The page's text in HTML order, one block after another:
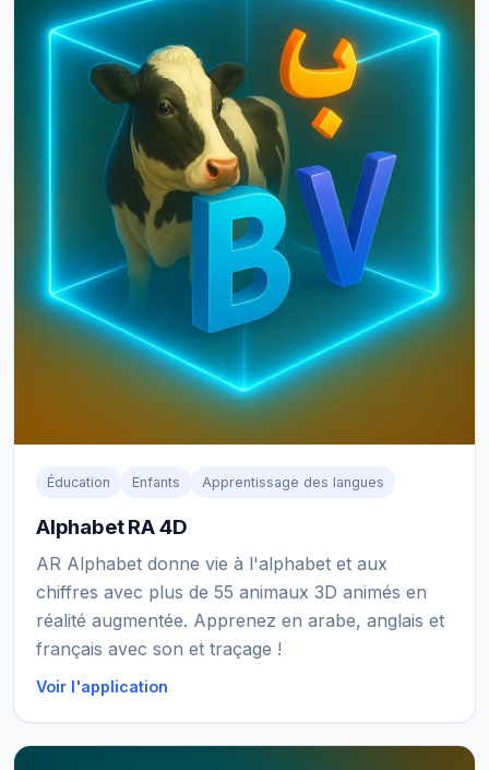
Éducation Enfants Apprentissage des langues
Alphabet RA 4D
AR Alphabet donne vie à l'alphabet et aux
chiffres avec plus de 55 animaux 3D animés en
réalité augmentée. Apprenez en arabe, anglais et
français avec son et traçage !
Voir l'application